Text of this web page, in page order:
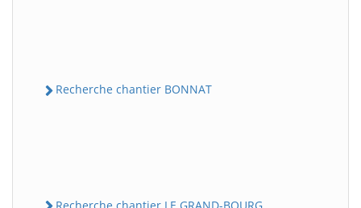
Recherche chantier BONNAT
Recherche chantier LE GRAND-BOURG